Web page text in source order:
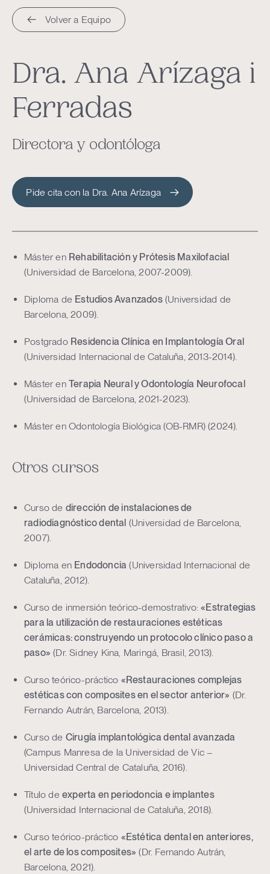
Volver a Equipo
Dra. Ana Arízaga i
Ferradas
Directora y odontóloga
Pide cita con la Dra. Ana Arízaga
Máster en Rehabilitación y Prótesis Maxilofacial
(Universidad de Barcelona, 2007-2009).
Diploma de Estudios Avanzados(Universidad de
Barcelona, 2009).
Postgrado Residencia Clínica en Implantología Oral
(Universidad Internacional de Cataluña, 2013-2014).
Máster en Terapia Neural y Odontología Neurofocal
(Universidad de Barcelona, 2021-2023).
Máster en Odontología Biológica (OB-RMR) (2024).
Otros cursos
Curso de dirección de instalaciones de
radiodiagnóstico dental (Universidad de Barcelona,
2007).
Diploma en Endodoncia (Universidad Internacional de
Cataluña, 2012).
Curso de inmersión teórico-demostrativo:«Estrategias
para la utilización de restauraciones estéticas
cerámicas: construyendo un protocolo clínico paso a
paso» (Dr. Sidney Kina, Maringá, Brasil, 2013).
Curso teórico-práctico «Restauraciones complejas
estéticas con composites en el sector anterior» (Dr.
Fernando Autrán, Barcelona, 2013).
Curso de Cirugía implantológica dental avanzada
(Campus Manresa de la Universidad de Vic –
Universidad Central de Cataluña, 2016).
Título de experta en periodoncia e implantes
(Universidad Internacional de Cataluña, 2018).
Curso teórico-práctico «Estética dental en anteriores,
el arte de los composites» (Dr. Fernando Autrán,
Barcelona, 2021).